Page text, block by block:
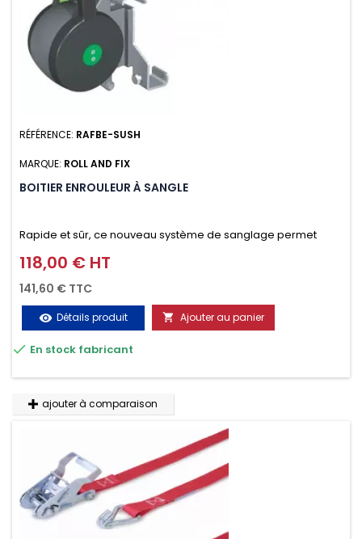
RÉFÉRENCE: RAFBE-SUSH
MARQUE: ROLL AND FIX
BOITIER ENROULEUR À SANGLE
Rapide et sûr, ce nouveau système de sanglage permet
d’arrimer le chargement sur la galerie en moins d’une
minute.
Prix
118,00 € HT
141,60 € TTC
visibility Détails produit  Ajouter au panier
 En stock fabricant
ajouter à comparaison